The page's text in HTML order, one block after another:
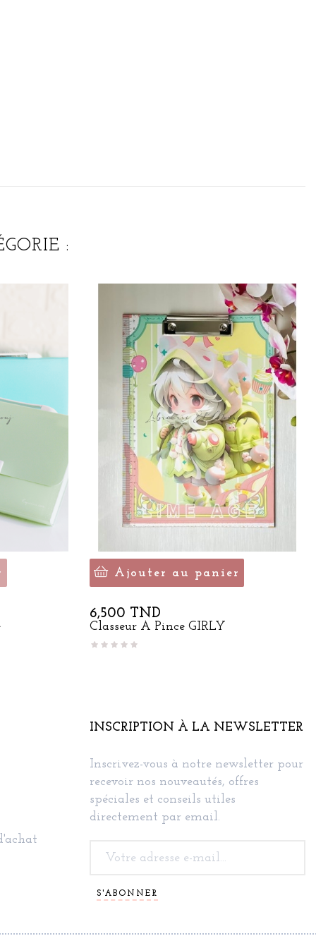
:
Ajouter au panier
Prix
6,500 TND
Classeur À Pince GIRLY
INSCRIPTION À LA NEWSLETTER
Inscrivez-vous à notre newsletter pour
recevoir nos nouveautés, offres
spéciales et conseils utiles
directement par email.
S'ABONNER